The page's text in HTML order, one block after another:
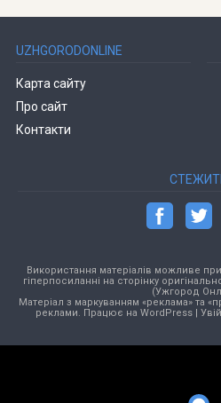
UZHGORODONLINE
Карта сайту
Про сайт
Контакти
Використання матеріалів можливе
гіперпосиланні на сторінку
(Ужгород
Матеріал з маркуванням «реклама» та
реклами. Працює на WordPress|